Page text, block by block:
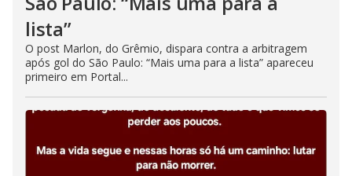
lista”
O post Marlon, do Grêmio, dispara contra a arbitragem
após gol do São Paulo: “Mais uma para a lista” apareceu
primeiro em Portal...